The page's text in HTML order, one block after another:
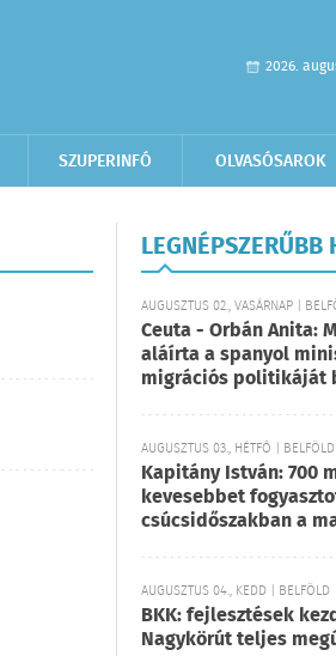
2026.
SZUPERINFÓ OLVASÓSAROK
LEGNÉPSZERŰBB
AUGUSZTUS 02., VASÁRNAP |
Ceuta - Orbán Anita:
aláírta a spanyol
migrációs politikáját
AUGUSZTUS 03., HÉTFŐ | BELFÖLD
Kapitány István: 700
kevesebbet
csúcsidőszakban a
AUGUSZTUS 04., KEDD | BELFÖLD
BKK: fejlesztések
Nagykörút teljes